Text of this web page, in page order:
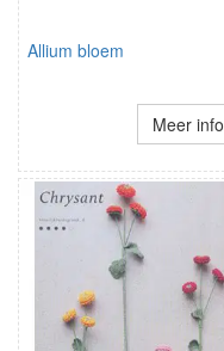
Allium bloem
Meer info